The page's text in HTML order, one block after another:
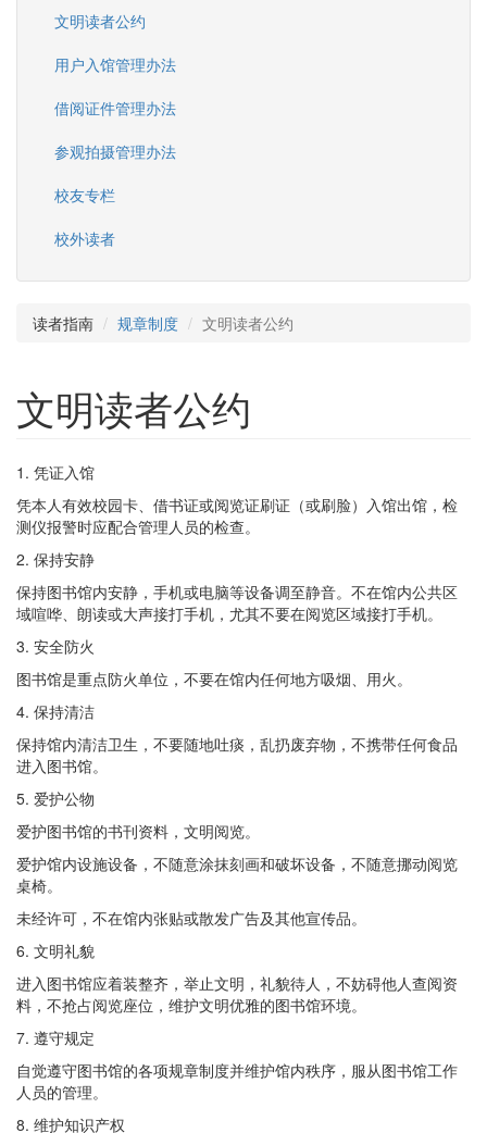
文明读者公约
用户入馆管理办法
借阅证件管理办法
参观拍摄管理办法
校友专栏
校外读者
读者指南 规章制度 文明读者公约
文明读者公约
1. 凭证入馆
凭本人有效校园卡、借书证或阅览证刷证（或刷脸）入馆出馆，检
测仪报警时应配合管理人员的检查。
2. 保持安静
保持图书馆内安静，手机或电脑等设备调至静音。不在馆内公共区
域喧哗、朗读或大声接打手机，尤其不要在阅览区域接打手机。
3. 安全防火
图书馆是重点防火单位，不要在馆内任何地方吸烟、用火。
4. 保持清洁
保持馆内清洁卫生，不要随地吐痰，乱扔废弃物，不携带任何食品
进入图书馆。
5. 爱护公物
爱护图书馆的书刊资料，文明阅览。
爱护馆内设施设备，不随意涂抹刻画和破坏设备，不随意挪动阅览
桌椅。
未经许可，不在馆内张贴或散发广告及其他宣传品。
6. 文明礼貌
进入图书馆应着装整齐，举止文明，礼貌待人，不妨碍他人查阅资
料，不抢占阅览座位，维护文明优雅的图书馆环境。
7. 遵守规定
自觉遵守图书馆的各项规章制度并维护馆内秩序，服从图书馆工作
人员的管理。
8. 维护知识产权